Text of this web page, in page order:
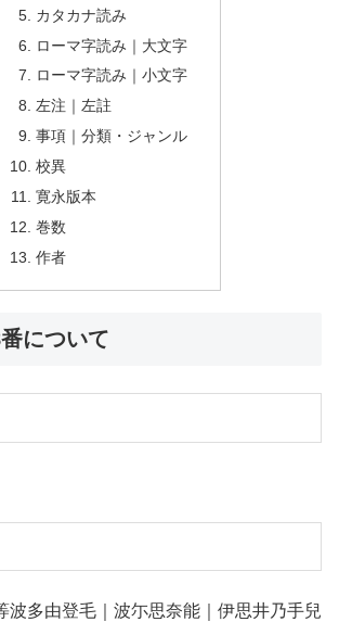
カタカナ読み
ローマ字読み｜大文字
ローマ字読み｜小文字
左注｜左註
事項｜分類・ジャンル
校異
寛永版本
巻数
作者
について
波多由登毛｜波尓思奈能｜伊思井乃手兒